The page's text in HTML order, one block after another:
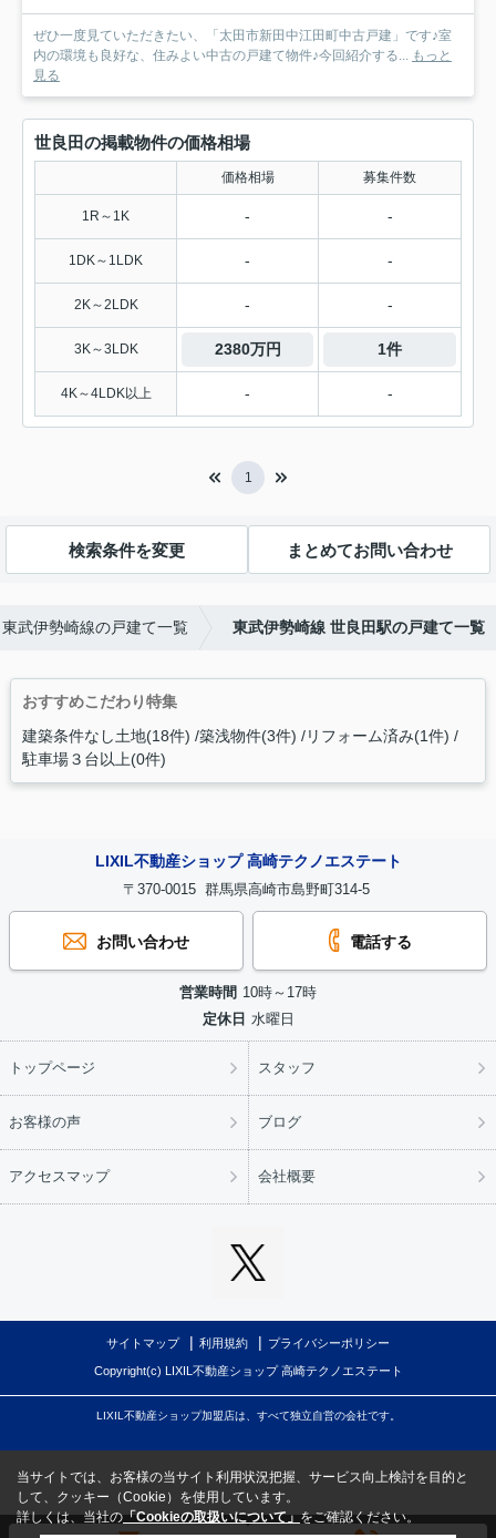
ぜひ一度見ていただきたい、「太田市新田中江田町中古戸建」です♪室
内の環境も良好な、住みよい中古の戸建て物件♪今回紹介する... もっと
見る
世良田の掲載物件の価格相場
価格相場 募集件数
1R～1K - -
1DK～1LDK - -
2K～2LDK - -
3K～3LDK 2380万円 1件
4K～4LDK以上 - -
1
検索条件を変更 まとめてお問い合わせ
東武伊勢崎線の戸建て一覧 東武伊勢崎線 世良田駅の戸建て一覧
おすすめこだわり特集
建築条件なし土地(18件) 築浅物件(3件) リフォーム済み(1件)
駐車場３台以上(0件)
LIXIL不動産ショップ 高崎テクノエステート
〒370-0015 群馬県高崎市島野町314-5
お問い合わせ 電話する
営業時間 10時～17時
定休日 水曜日
トップページ スタッフ
お客様の声 ブログ
アクセスマップ 会社概要
サイトマップ 利用規約 プライバシーポリシー
Copyright(c) LIXIL不動産ショップ 高崎テクノエステート
LIXIL不動産ショップ加盟店は、すべて独立自営の会社です。
当サイトでは、お客様の当サイト利用状況把握、サービス向上検討を目的と
して、クッキー（Cookie）を使用しています。
詳しくは、当社の「Cookieの取扱いについて」をご確認ください。